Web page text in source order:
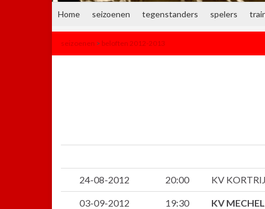
Home seizoenen tegenstanders spelers
seizoenen > beloften 2012-2013
24-08-2012 20:00 KV
03-09-2012 19:30 KV